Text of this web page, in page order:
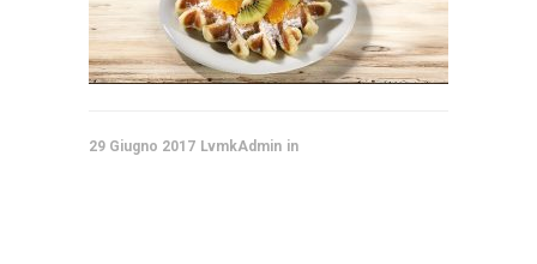
29 Giugno 2017 LvmkAdmin